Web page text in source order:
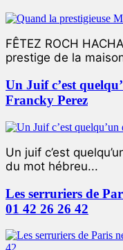
FÊTEZ ROCH
prestige de la
Un Juif c’est
Francky Perez
Un juif c’est
du mot hébreu...
Les serruriers de
01 42 26 26 42